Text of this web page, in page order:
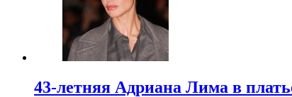
43-летняя Адриана Лима в